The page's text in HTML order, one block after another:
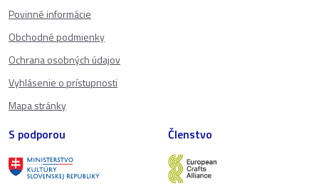
Povinné informácie
Obchodné podmienky
Ochrana osobných údajov
Vyhlásenie o prístupnosti
Mapa stránky
S podporou Členstvo